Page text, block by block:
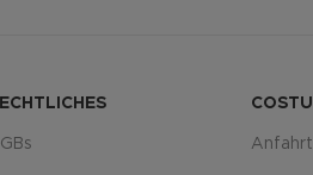
Anfahrt